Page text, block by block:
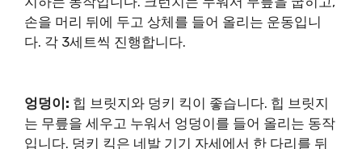
손을 머리 뒤에 두고 상체를 들어 올리는 운동입니
다. 각 3세트씩 진행합니다.
엉덩이: 힙 브릿지와 덩키 킥이 좋습니다. 힙 브릿지
는 무릎을 세우고 누워서 엉덩이를 들어 올리는 동작
입니다. 덩키 킥은 네발 기기 자세에서 한 다리를 뒤